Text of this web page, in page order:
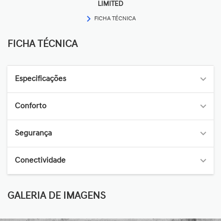
LIMITED
FICHA TÉCNICA
FICHA TÉCNICA
Especificações
Conforto
Segurança
Conectividade
GALERIA DE IMAGENS